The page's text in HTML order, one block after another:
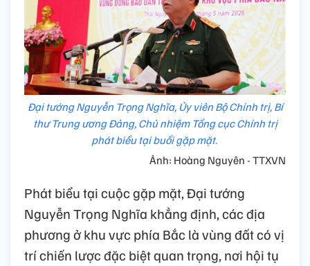
Đại tướng Nguyễn Trọng Nghĩa, Ủy viên Bộ Chính trị, Bí
thư Trung ương Đảng, Chủ nhiệm Tổng cục Chính trị
phát biểu tại buổi gặp mặt.
Ảnh: Hoàng Nguyên - TTXVN
Phát biểu tại cuộc gặp mặt, Đại tướng
Nguyễn Trọng Nghĩa khẳng định, các địa
phương ở khu vực phía Bắc là vùng đất có vị
trí chiến lược đặc biệt quan trọng, nơi hội tụ